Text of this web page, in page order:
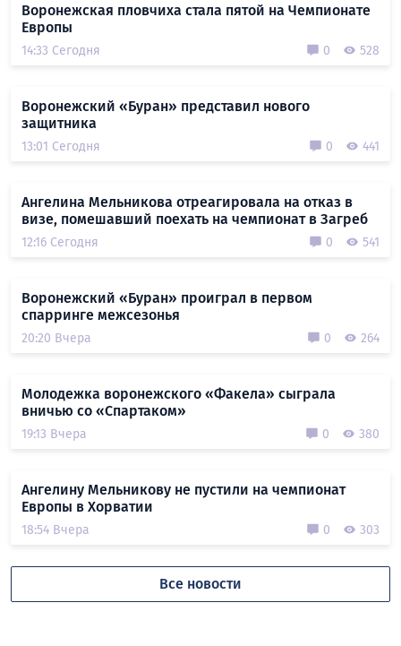
Воронежская пловчиха стала пятой на Чемпионате
Европы
14:33 Сегодня 0 528
Воронежский «Буран» представил нового
защитника
13:01 Сегодня 0 441
Ангелина Мельникова отреагировала на отказ в
визе, помешавший поехать на чемпионат в Загреб
12:16 Сегодня 0 541
Воронежский «Буран» проиграл в первом
спарринге межсезонья
20:20 Вчера 0 264
Молодежка воронежского «Факела» сыграла
вничью со «Спартаком»
19:13 Вчера 0 380
Ангелину Мельникову не пустили на чемпионат
Европы в Хорватии
18:54 Вчера 0 303
Все новости